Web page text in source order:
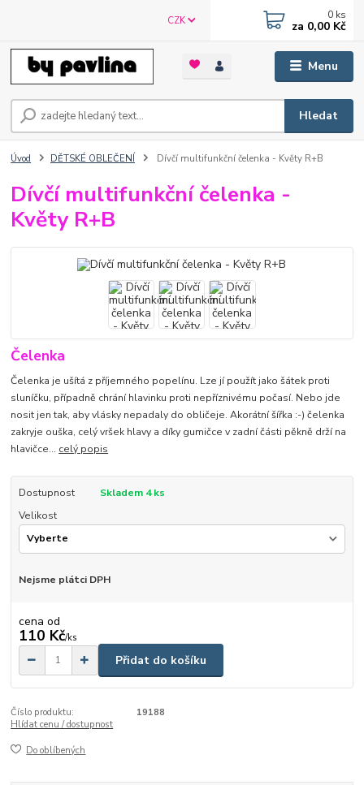
Menu
CZK
Hledat
0 ks
za 0,00 Kč
Úvod DĚTSKÉ OBLEČENÍ Dívčí multifunkční čelenka - Květy R+B
Dívčí multifunkční čelenka -
Květy R+B
Čelenka
Čelenka je ušítá z příjemného popelínu. Lze jí použít jako šátek proti
sluníčku, případně chrání hlavinku proti nepříznivému počasí. Nebo jde
nosit jen tak, aby vlásky nepadaly do obličeje. Akorátní šířka :-) čelenka
zakryje ouška, celý vršek hlavy a díky gumičce v zadní části pěkně drží na
hlavičce... celý popis
Dostupnost
Skladem 4 ks
Velikost
Nejsme plátci DPH
cena od
110 Kč/ks
Přidat do košíku
Číslo produktu:
19188
Hlídat cenu / dostupnost
Do oblíbených